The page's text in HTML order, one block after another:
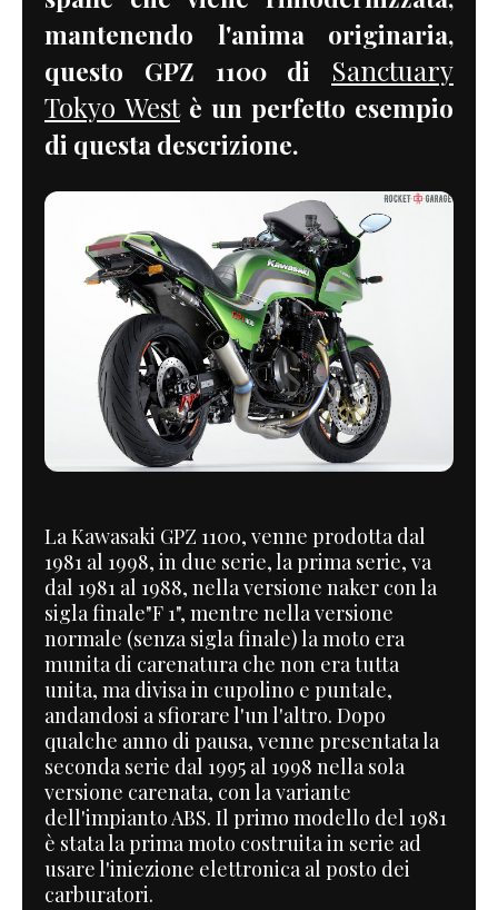
mantenendo l'anima originaria,
questo GPZ 1100 di Sanctuary
Tokyo Westè un perfetto esempio
di questa descrizione.
La Kawasaki GPZ 1100, venne prodotta dal
1981 al 1998, in due serie, la prima serie, va
dal 1981 al 1988, nella versione naker con la
sigla finale"F 1", mentre nella versione
normale (senza sigla finale) la moto era
munita di carenatura che non era tutta
unita, ma divisa in cupolino e puntale,
andandosi a sfiorare l'un l'altro. Dopo
qualche anno di pausa, venne presentata la
seconda serie dal 1995 al 1998 nella sola
versione carenata, con la variante
dell'impianto ABS. Il primo modello del 1981
è stata la prima moto costruita in serie ad
usare l'iniezione elettronica al posto dei
carburatori.